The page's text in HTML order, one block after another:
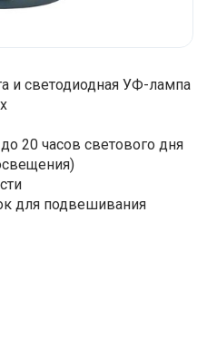
и светодиодная УФ-лампа
20 часов светового дня
для подвешивания